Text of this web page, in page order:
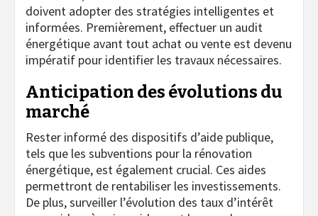
doivent adopter des stratégies intelligentes et
informées. Premièrement, effectuer un audit
énergétique avant tout achat ou vente est devenu
impératif pour identifier les travaux nécessaires.
Anticipation des évolutions du
marché
Rester informé des dispositifs d’aide publique,
tels que les subventions pour la rénovation
énergétique, est également crucial. Ces aides
permettront de rentabiliser les investissements.
De plus, surveiller l’évolution des taux d’intérêt